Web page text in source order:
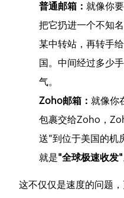
普通邮箱：就像你
把它扔进一个不知
某中转站，再转手
国。中间经过多少
气。
Zoho邮箱：就像你
包裹交给Zoho，
送"到位于美国的机
就是"全球极速收发"
这不仅仅是速度的问题